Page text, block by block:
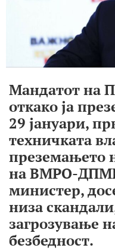
Мандатот на
откако ја
29 јануари,
техничката
преземањето
на ВМРО-
министер,
низа
загрозување
безбедност.